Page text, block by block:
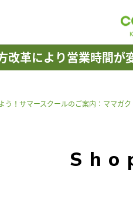
改革により営業時間が
う！サマースクールのご案内：ママガク